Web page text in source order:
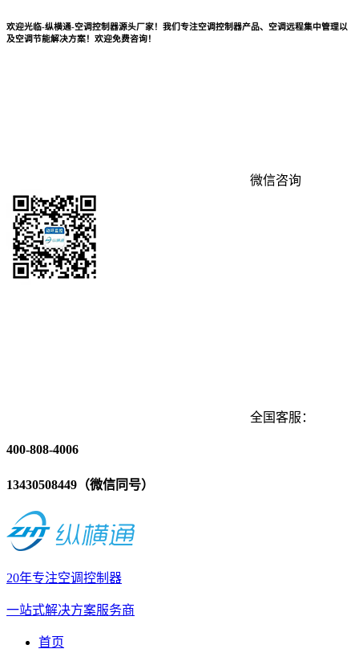
欢迎光临-纵横通-空调控制器源头厂家！我们专注空调控制器产品、空调远程集中管理以
及空调节能解决方案！欢迎免费咨询！
微信咨询
全国客服：
400-808-4006
13430508449（微信同号）
20年专注空调控制器
一站式解决方案服务商
首页